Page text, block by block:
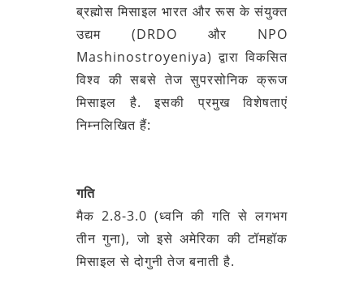
ब्रह्मोस मिसाइल भारत और रूस के संयुक्त
उद्यम (DRDO और NPO
Mashinostroyeniya) द्वारा विकसित
विश्व की सबसे तेज सुपरसोनिक क्रूज
मिसाइल है. इसकी प्रमुख विशेषताएं
निम्नलिखित हैं:
गति
मैक 2.8-3.0 (ध्वनि की गति से लगभग
तीन गुना), जो इसे अमेरिका की टॉमहॉक
मिसाइल से दोगुनी तेज बनाती है.